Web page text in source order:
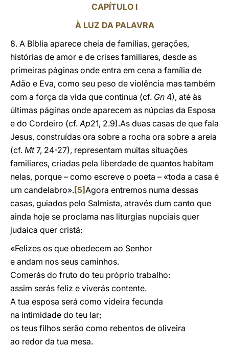
CAPÍTULO I
À LUZ DA PALAVRA
8. A Bíblia aparece cheia de famílias, gerações,
histórias de amor e de crises familiares, desde as
primeiras páginas onde entra em cena a família de
Adão e Eva, como seu peso de violência mas também
com a força da vida que continua (cf. Gn 4), até às
últimas páginas onde aparecem as núpcias da Esposa
e do Cordeiro (cf.Ap21, 2.9).As duas casas de que fala
Jesus, construídas ora sobre a rocha ora sobre a areia
(cf. Mt7, 24-27), representam muitas situações
familiares, criadas pela liberdade de quantos habitam
nelas, porque – como escreve o poeta – «toda a casa é
um candelabro».[5]Agora entremos numa dessas
casas, guiados pelo Salmista, através dum canto que
ainda hoje se proclama nas liturgias nupciais quer
judaica quer cristã:
«Felizes os que obedecem ao Senhor
e andam nos seus caminhos.
Comerás do fruto do teu próprio trabalho:
assim serás feliz e viverás contente.
A tua esposa será como videira fecunda
na intimidade do teu lar;
os teus filhos serão como rebentos de oliveira
ao redor da tua mesa.